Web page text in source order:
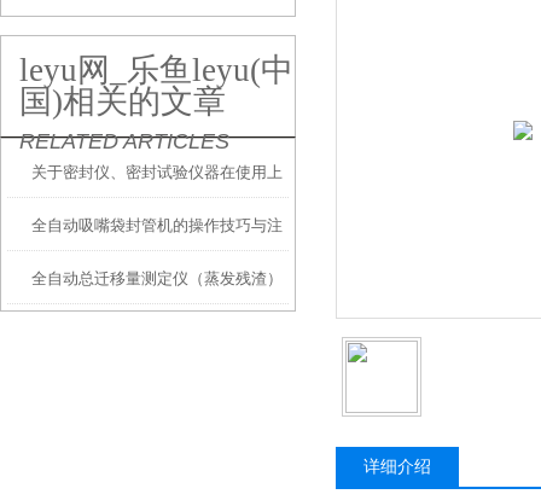
leyu网_乐鱼leyu(中
国)相关的文章
RELATED ARTICLES
关于密封仪、密封试验仪器在使用上
的常见故障及维护方面
全自动吸嘴袋封管机的操作技巧与注
意事项
全自动总迁移量测定仪（蒸发残渣）
详细介绍